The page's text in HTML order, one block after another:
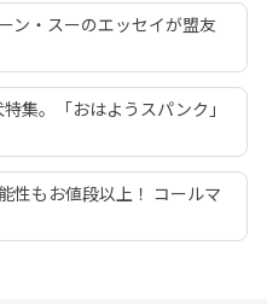
ン・スーのエッセイが盟友
集。「おはようスパンク」
性もお値段以上！ コールマ